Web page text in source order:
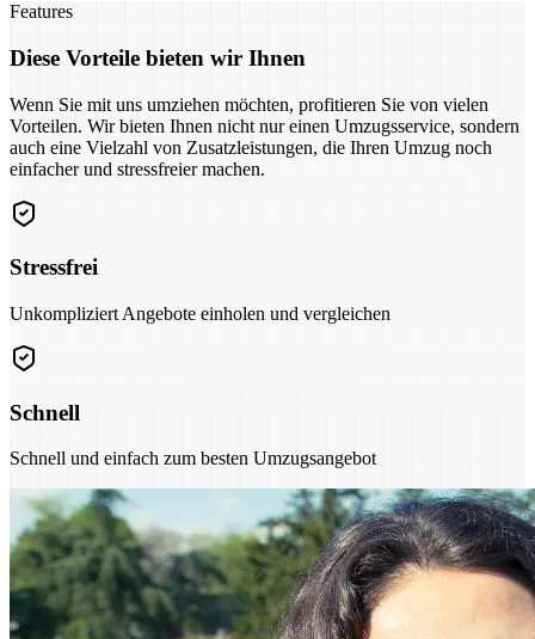
Features
Diese Vorteile bieten wir Ihnen
Wenn Sie mit uns umziehen möchten, profitieren Sie von vielen
Vorteilen. Wir bieten Ihnen nicht nur einen Umzugsservice, sondern
auch eine Vielzahl von Zusatzleistungen, die Ihren Umzug noch
einfacher und stressfreier machen.
Stressfrei
Unkompliziert Angebote einholen und vergleichen
Schnell
Schnell und einfach zum besten Umzugsangebot